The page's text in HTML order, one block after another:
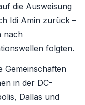
die Ausweisung
Idi Amin zurück –
nach
folgten.
Gemeinschaften
in der DC-
Dallas und